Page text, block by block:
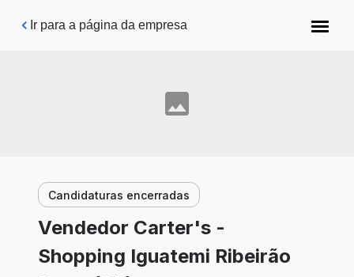
Pular para o conteúdo principal
Ir para a página da empresa
Candidaturas encerradas
Vendedor Carter's -
Shopping Iguatemi Ribeirão